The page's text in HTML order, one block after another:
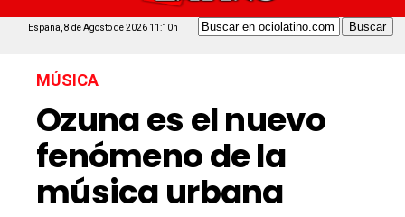
España, 8 de Agosto de 2026 11:10h
MÚSICA
Ozuna es el nuevo
fenómeno de la
música urbana